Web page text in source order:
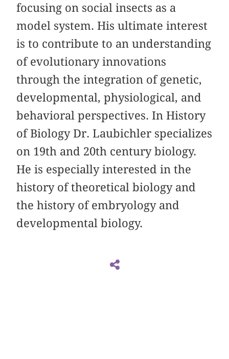
focusing on social insects as a
model system. His ultimate interest
is to contribute to an understanding
of evolutionary innovations
through the integration of genetic,
developmental, physiological, and
behavioral perspectives. In History
of Biology Dr. Laubichler specializes
on 19th and 20th century biology.
He is especially interested in the
history of theoretical biology and
the history of embryology and
developmental biology.